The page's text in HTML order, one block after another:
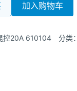
加入购物车
控20A 610104 分类